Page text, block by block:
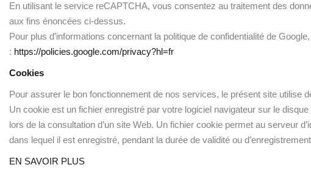
En utilisant le service reCAPTCHA, vous consentez au traitement des
aux fins énoncées ci-dessus.
Pour plus d’informations concernant la politique de confidentialité de
: https://policies.google.com/privacy?hl=fr
Cookies
Pour assurer le bon fonctionnement de nos services, le présent site utilise
Un cookie est un fichier enregistré par votre logiciel navigateur sur le
lors de la consultation d’un site Web. Un fichier cookie permet au serveur
dans lequel il est enregistré, pendant la durée de validité ou
EN SAVOIR PLUS